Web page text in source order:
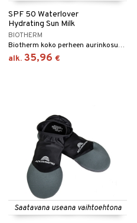
SPF 50 Waterlover
Hydrating Sun Milk
BIOTHERM
Biotherm koko perheen aurinkosuoja spf 50 kasvoille ja vartalolle
alk. 35,96 €
Saatavana useana vaihtoehtona